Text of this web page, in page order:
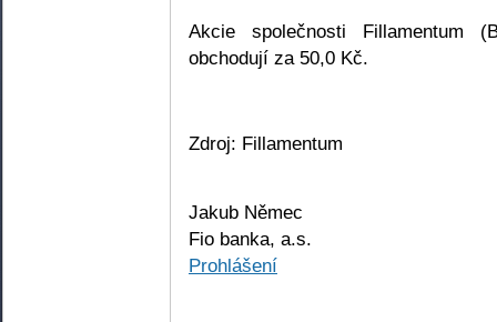
Akcie společnosti Fillamentum
obchodují za 50,0 Kč.
Zdroj: Fillamentum
Jakub Němec
Fio banka, a.s.
Prohlášení